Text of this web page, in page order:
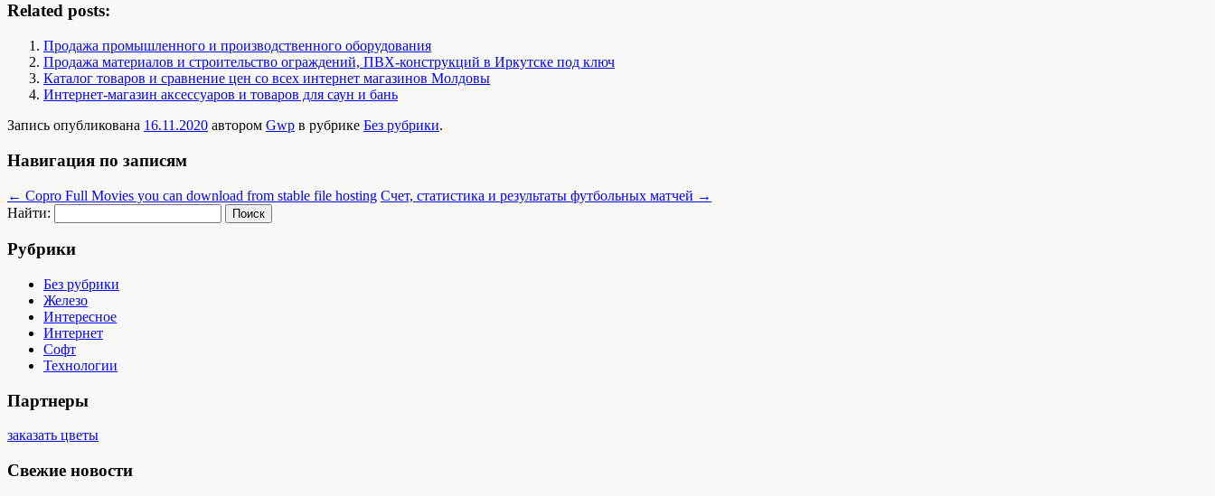
Related posts:
Продажа промышленного и производственного оборудования
Продажа материалов и строительство ограждений, ПВХ-конструкций в Иркутске под ключ
Каталог товаров и сравнение цен со всех интернет магазинов Молдовы
Интернет-магазин аксессуаров и товаров для саун и бань
Запись опубликована 16.11.2020 автором Gwp в рубрике Без рубрики.
Навигация по записям
← Copro Full Movies you can download from stable file hosting Счет, статистика и результаты футбольных матчей →
Найти:
Рубрики
Без рубрики
Железо
Интересное
Интернет
Софт
Технологии
Партнеры
заказать цветы
Свежие новости